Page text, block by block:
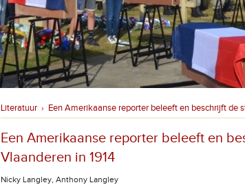
Literatuur › Een Amerikaanse reporter beleeft en beschrijft de
Een Amerikaanse reporter beleeft en
Vlaanderen in 1914
Nicky Langley, Anthony Langley